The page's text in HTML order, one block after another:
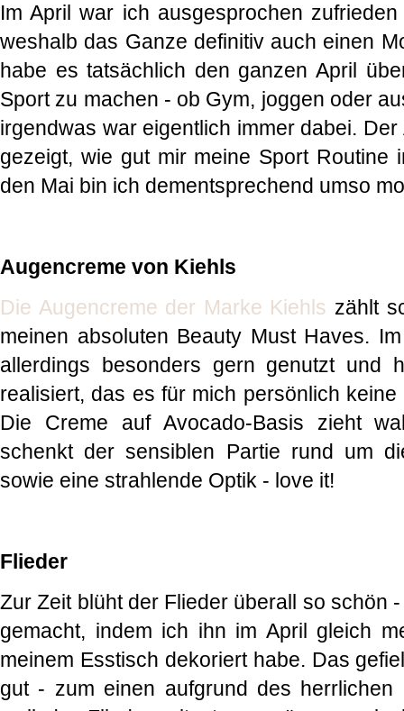
Im April war ich ausgesprochen
weshalb das Ganze definitiv auch einen
habe es tatsächlich den ganzen April
Sport zu machen - ob Gym, joggen oder
irgendwas war eigentlich immer dabei.
gezeigt, wie gut mir meine Sport Routine
den Mai bin ich dementsprechend umso
Augencreme von Kiehls
Die Augencreme der Marke Kiehls zählt
meinen absoluten Beauty Must Haves.
allerdings besonders gern genutzt und
realisiert, das es für mich persönlich
Die Creme auf Avocado-Basis zieht
schenkt der sensiblen Partie rund um
sowie eine strahlende Optik - love it!
Flieder
Zur Zeit blüht der Flieder überall so schön
gemacht, indem ich ihn im April gleich
meinem Esstisch dekoriert habe. Das
gut - zum einen aufgrund des herrlichen